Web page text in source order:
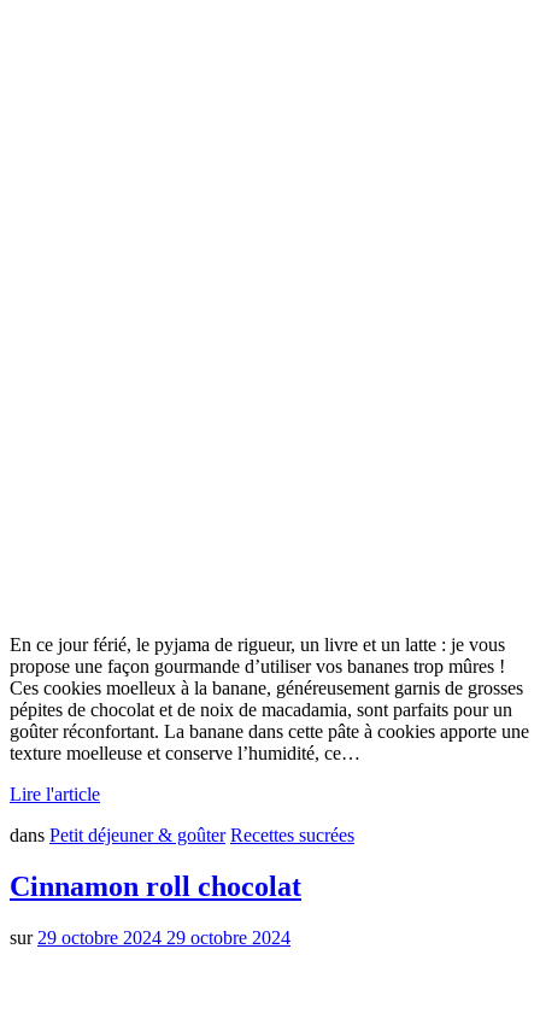
En ce jour férié, le pyjama de rigueur, un livre et un latte : je vous
propose une façon gourmande d’utiliser vos bananes trop mûres !
Ces cookies moelleux à la banane, généreusement garnis de grosses
pépites de chocolat et de noix de macadamia, sont parfaits pour un
goûter réconfortant. La banane dans cette pâte à cookies apporte une
texture moelleuse et conserve l’humidité, ce…
Lire l'article
dans Petit déjeuner & goûter Recettes sucrées
Cinnamon roll chocolat
sur 29 octobre 2024 29 octobre 2024